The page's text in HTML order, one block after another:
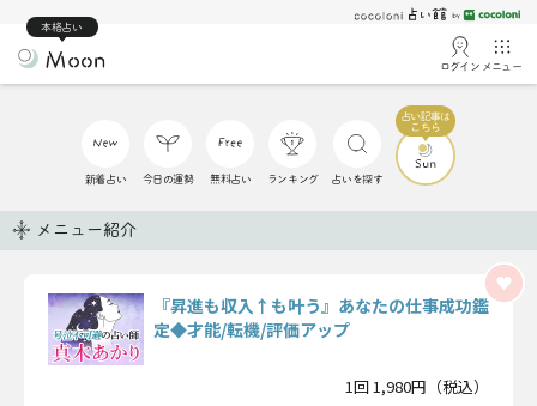
本格占い
ログイン メニュー
新着占い 今日の運勢 無料占い ランキング 占いを探す
メニュー紹介
『昇進も収入↑も叶う』あなたの仕事成功鑑
定◆才能/転機/評価アップ
1回 1,980円（税込）